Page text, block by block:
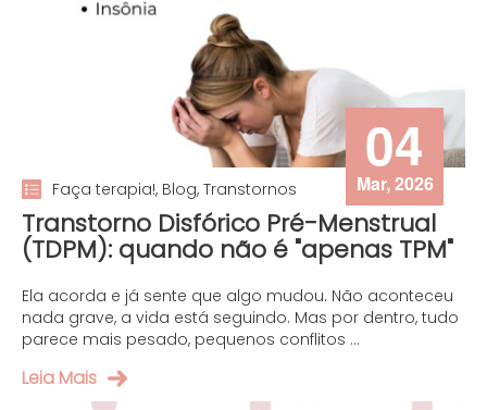
04
Mar, 2026
Faça terapia!, Blog, Transtornos
Transtorno Disfórico Pré-Menstrual
(TDPM): quando não é "apenas TPM"
Ela acorda e já sente que algo mudou. Não aconteceu
nada grave, a vida está seguindo. Mas por dentro, tudo
parece mais pesado, pequenos conflitos ...
Leia Mais